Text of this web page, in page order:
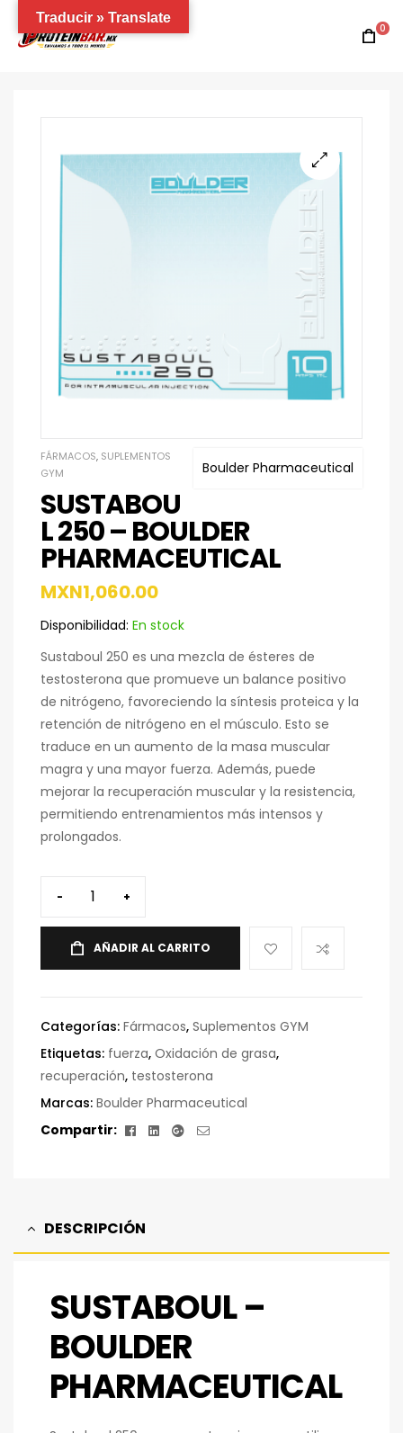
0
Boulder Pharmaceutical
FÁRMACOS, SUPLEMENTOS
GYM
SUSTABOU
L 250 – BOULDER
PHARMACEUTICAL
MXN1,060.00
Disponibilidad: En stock
Sustaboul 250 es una mezcla de ésteres de
testosterona que promueve un balance positivo
de nitrógeno, favoreciendo la síntesis proteica y la
retención de nitrógeno en el músculo. Esto se
traduce en un aumento de la masa muscular
magra y una mayor fuerza. Además, puede
mejorar la recuperación muscular y la resistencia,
permitiendo entrenamientos más intensos y
prolongados.
- +
AÑADIR AL CARRITO
Categorías: Fármacos, Suplementos GYM
Etiquetas: fuerza, Oxidación de grasa,
recuperación, testosterona
Marcas: Boulder Pharmaceutical
Compartir:
Facebook
LinkedinGoogle+
Correo
DESCRIPCIÓN
SUSTABOUL –
BOULDER
PHARMACEUTICAL
Traducir » Translate